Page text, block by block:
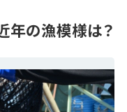
年の漁模様は？